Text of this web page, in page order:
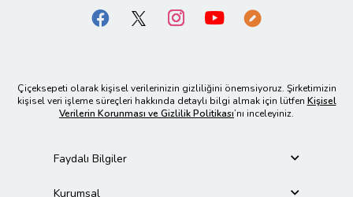
Çiçeksepeti olarak kişisel verilerinizin gizliliğini önemsiyoruz. Şirketimizin
kişisel veri işleme süreçleri hakkında detaylı bilgi almak için lütfen Kişisel
Verilerin Korunması ve Gizlilik Politikası’nı inceleyiniz.
Faydalı Bilgiler
Kurumsal